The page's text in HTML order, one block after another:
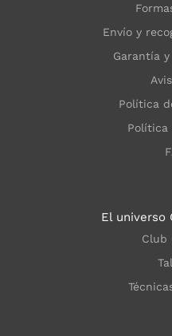
Envío y
Garantía
Política
Política
El universo
Club